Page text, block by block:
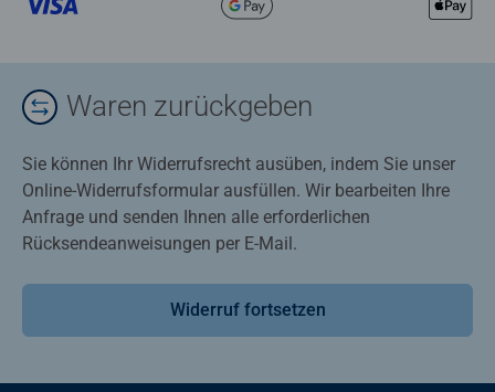
Waren zurückgeben
Sie können Ihr Widerrufsrecht ausüben, indem Sie unser
Online-Widerrufsformular ausfüllen. Wir bearbeiten Ihre
Anfrage und senden Ihnen alle erforderlichen
Rücksendeanweisungen per E-Mail.
Widerruf fortsetzen